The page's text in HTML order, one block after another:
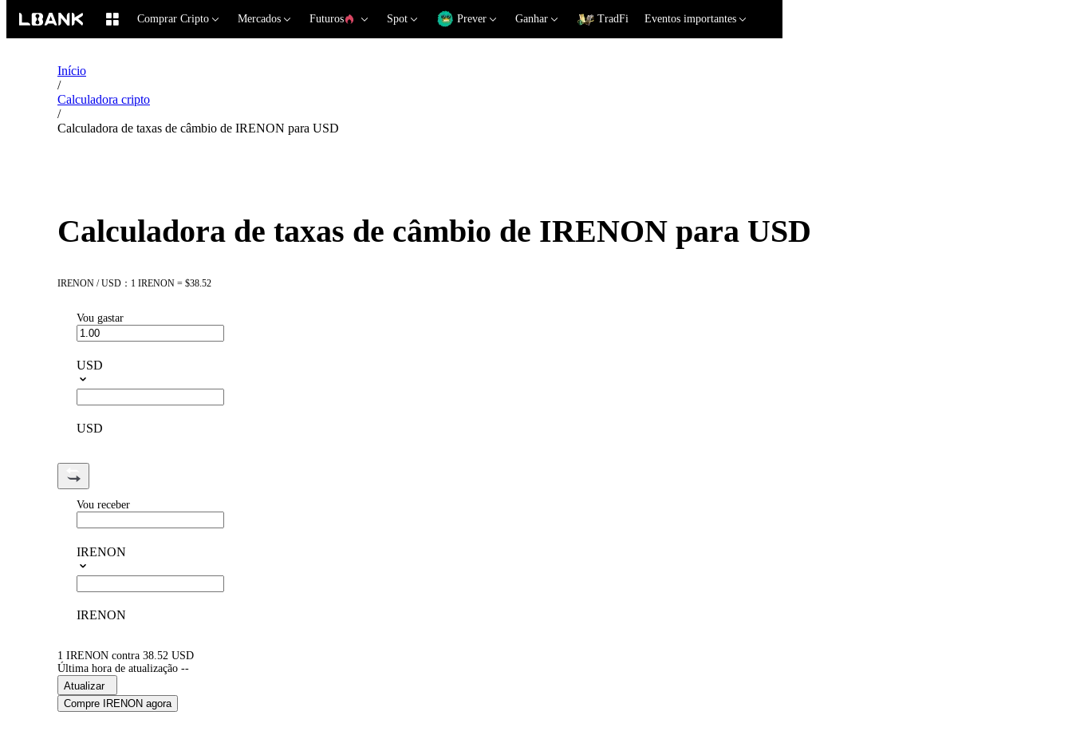
Comprar Cripto Mercados Futuros Spot Prever Ganhar TradFi Eventos importantes
Início
/
Calculadora cripto
/
Calculadora de taxas de câmbio de IRENON para USD
Calculadora de taxas de câmbio de IRENON para USD
IRENON / USD：1 IRENON = $38.52
Vou gastar
USD
USD
Vou receber
IRENON
IRENON
1 IRENON contra 38.52 USD
Última hora de atualização --
Atualizar
Compre IRENON agora